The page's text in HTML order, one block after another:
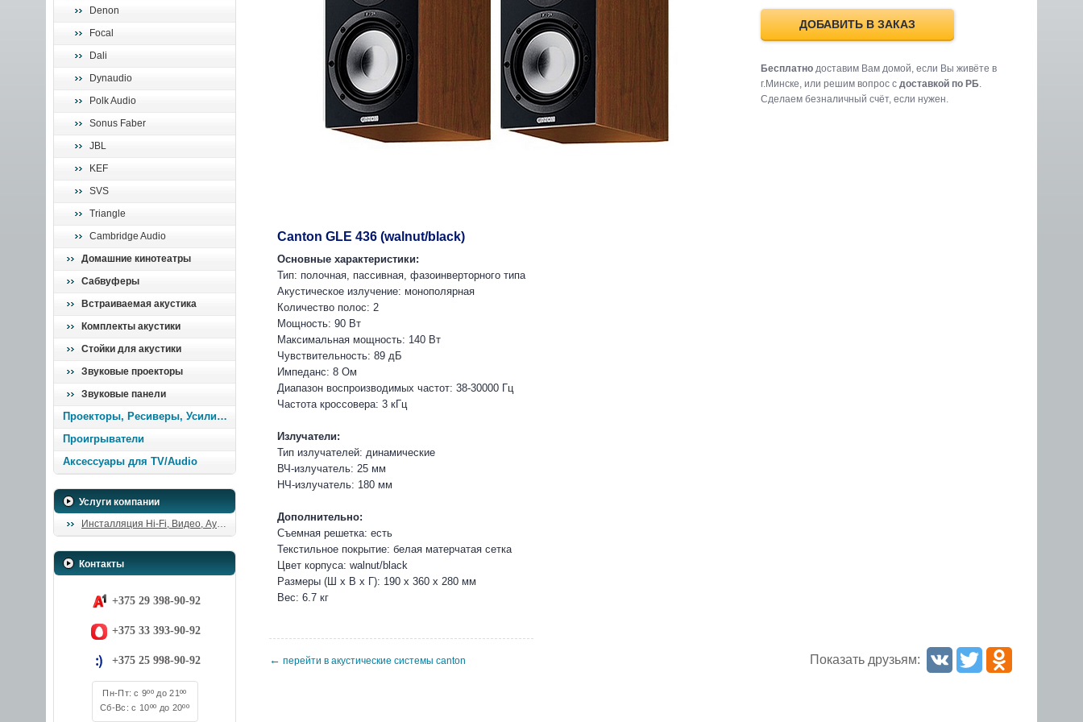
Denon
Focal
Dali
Dynaudio
Polk Audio
Sonus Faber
JBL
KEF
SVS
Triangle
Cambridge Audio
Домашние кинотеатры
Сабвуферы
Встраиваемая акустика
Комплекты акустики
Стойки для акустики
Звуковые проекторы
Звуковые панели
Проекторы, Ресиверы, Усилители
Проигрыватели
Аксессуары для TV/Audio
Услуги компании
Инсталляция Hi-Fi, Видео, Аудио
Контакты
+375 29 398-90-92
+375 33 393-90-92
+375 25 998-90-92
Пн-Пт: с 9ºº до 21ºº
Сб-Вс: с 10ºº до 20ºº
ДОБАВИТЬ В ЗАКАЗ
Бесплатнодоставим Вам домой, если Вы живёте в
г.Минске, или решим вопрос с доставкой по РБ.
Cделаем безналичный счёт, если нужен.
Canton GLE 436 (walnut/black)
Основные характеристики:
Тип: полочная, пассивная, фазоинверторного типа
Акустическое излучение: монополярная
Количество полос: 2
Мощность: 90 Вт
Максимальная мощность: 140 Вт
Чувствительность: 89 дБ
Импеданс: 8 Ом
Диапазон воспроизводимых частот: 38-30000 Гц
Частота кроссовера: 3 кГц
Излучатели:
Тип излучателей: динамические
ВЧ-излучатель: 25 мм
НЧ-излучатель: 180 мм
Дополнительно:
Съемная решетка: есть
Текстильное покрытие: белая матерчатая сетка
Цвет корпуса: walnut/black
Размеры (Ш х В х Г): 190 x 360 x 280 мм
Вес: 6.7 кг
Показать друзьям:
← перейти в акустические системы canton